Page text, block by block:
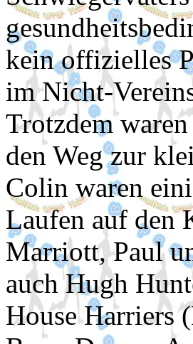
kein offizielles
im Nicht-
Trotzdem
den Weg zur
Colin waren
Laufen auf den
Marriott, Paul
auch Hugh
House Harriers